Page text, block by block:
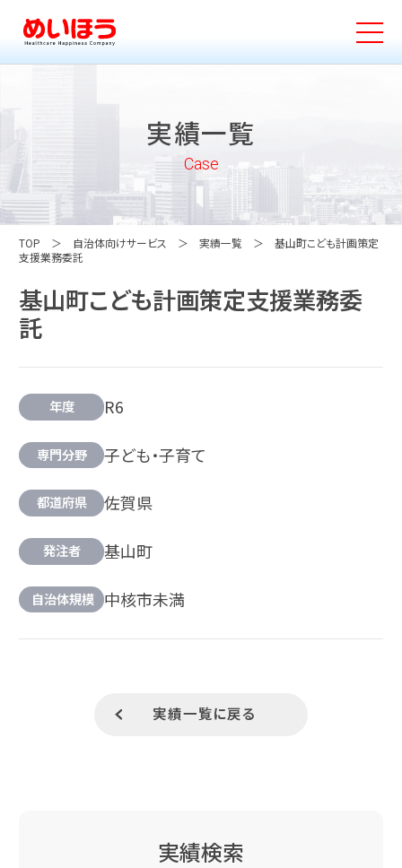
実績一覧
Case
TOP 自治体向けサービス 実績一覧
基山町こども計画策定
支援業務委託
基山町こども計画策定支援業務委
託
年度 R6
専門分野 子ども・子育て
都道府県 佐賀県
発注者 基山町
自治体規模 中核市未満
実績一覧に戻る
実績検索